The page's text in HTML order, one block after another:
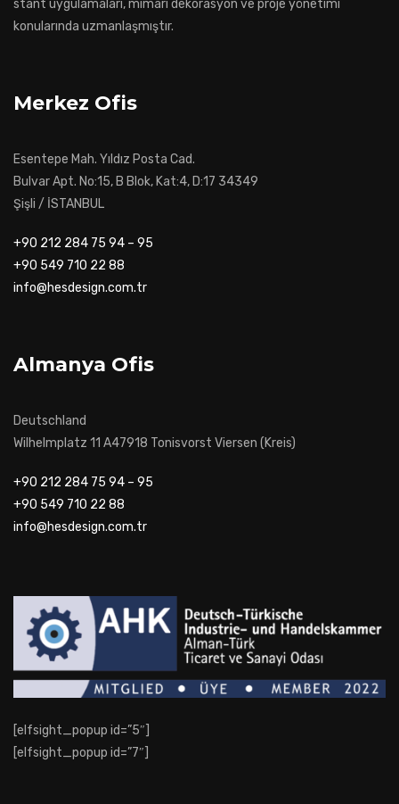
stant uygulamaları, mimari dekorasyon ve proje yönetimi
konularında uzmanlaşmıştır.
Merkez Ofis
Esentepe Mah. Yıldız Posta Cad.
Bulvar Apt. No:15, B Blok, Kat:4, D:17 34349
Şişli / İSTANBUL
+90 212 284 75 94 – 95
+90 549 710 22 88
info@hesdesign.com.tr
Almanya Ofis
Deutschland
Wilhelmplatz 11 A47918 Tonisvorst Viersen (Kreis)
+90 212 284 75 94 – 95
+90 549 710 22 88
info@hesdesign.com.tr
[elfsight_popup id=”5″]
[elfsight_popup id=”7″]